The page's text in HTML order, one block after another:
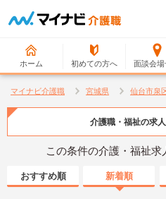
ホーム 初めての方へ 面談会
マイナビ介護職 宮城県 仙台市泉
介護職・福祉の求
この条件の介護・福祉求
おすすめ順 新着順